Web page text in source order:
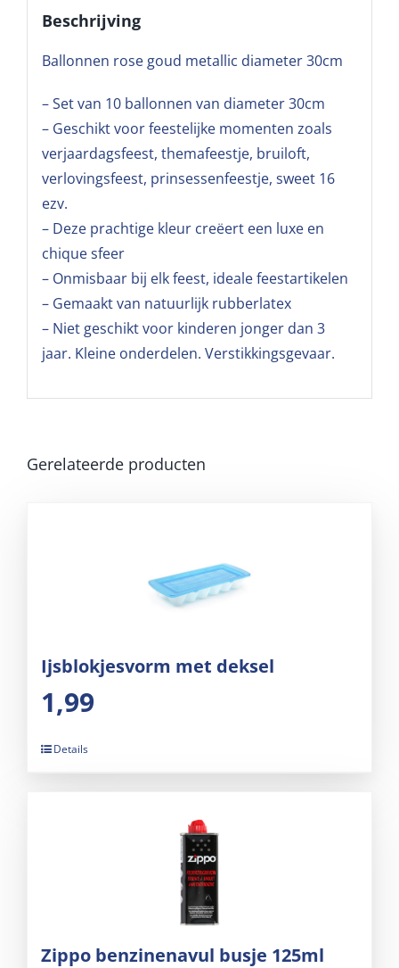
Beschrijving
Ballonnen rose goud metallic diameter 30cm
– Set van 10 ballonnen van diameter 30cm
– Geschikt voor feestelijke momenten zoals
verjaardagsfeest, themafeestje, bruiloft,
verlovingsfeest, prinsessenfeestje, sweet 16
ezv.
– Deze prachtige kleur creëert een luxe en
chique sfeer
– Onmisbaar bij elk feest, ideale feestartikelen
– Gemaakt van natuurlijk rubberlatex
– Niet geschikt voor kinderen jonger dan 3
jaar. Kleine onderdelen. Verstikkingsgevaar.
Gerelateerde producten
Ijsblokjesvorm met deksel
1,99
Details
Zippo benzinenavul busje 125ml